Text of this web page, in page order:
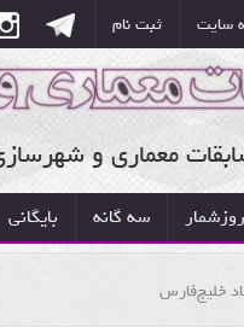
سایت ثبت نام
معماری و
روزشمار سه گانه بایگانی
خلیج‌فارس